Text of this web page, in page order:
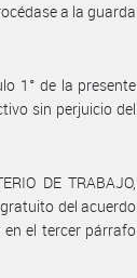
a la guarda
1° de la presente
sin perjuicio del
DE TRABAJO,
gratuito del acuerdo
el tercer párrafo